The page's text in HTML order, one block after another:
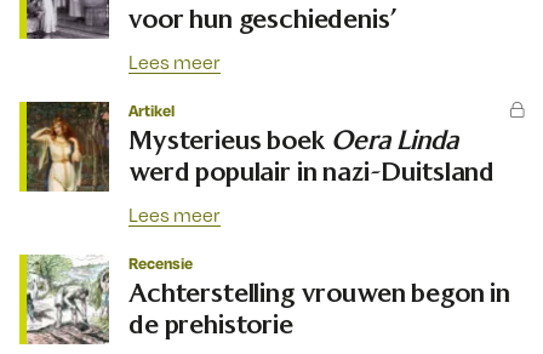
voor hun geschiedenis’
Lees meer
Artikel
Mysterieus boek Oera Linda
werd populair in nazi-Duitsland
Lees meer
Recensie
Achterstelling vrouwen begon in
de prehistorie